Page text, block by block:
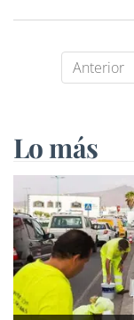
Anterior
Lo más